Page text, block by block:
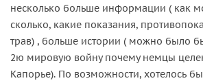
несколько больше информации ( как
сколько, какие показания,
трав) , больше истории ( можно было
2ю мировую войну почему немцы
Капорье). По возможности, хотелось